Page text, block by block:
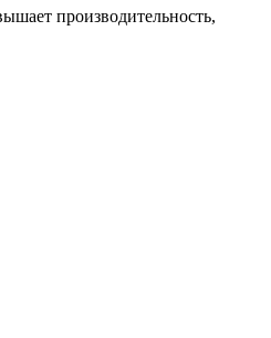
производительность,